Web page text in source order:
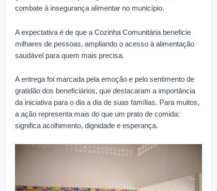
combate à insegurança alimentar no município.
A expectativa é de que a Cozinha Comunitária beneficie
milhares de pessoas, ampliando o acesso à alimentação
saudável para quem mais precisa.
A entrega foi marcada pela emoção e pelo sentimento de
gratidão dos beneficiários, que destacaram a importância
da iniciativa para o dia a dia de suas famílias. Para muitos,
a ação representa mais do que um prato de comida:
significa acolhimento, dignidade e esperança.